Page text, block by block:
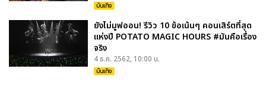
บันเทิง
ยังไม่มูฟออน! รีวิว 10 ข้อเน้นๆ คอนเสิร์ตที่สุด
แห่งปี POTATO MAGIC HOURS #มันคือเรื่อง
จริง
4 ธ.ค. 2562, 10:00 น.
บันเทิง